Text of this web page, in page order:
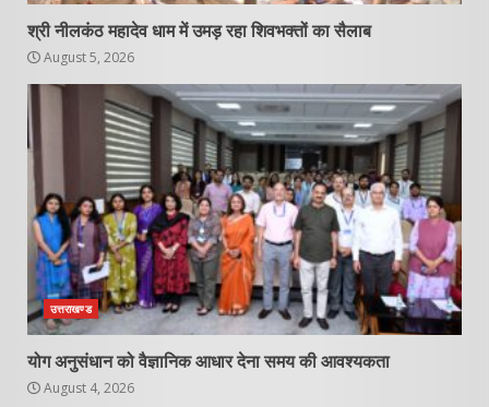
श्री नीलकंठ महादेव धाम में उमड़ रहा शिवभक्तों का सैलाब
August 5, 2026
उत्तराखण्ड
योग अनुसंधान को वैज्ञानिक आधार देना समय की आवश्यकता
August 4, 2026